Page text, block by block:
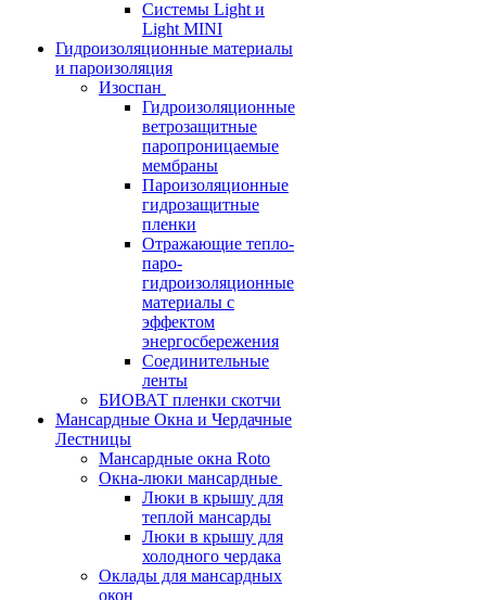
Системы Light и
Light MINI
Гидроизоляционные материалы
и пароизоляция
Изоспан
Гидроизоляционные
ветрозащитные
паропроницаемые
мембраны
Пароизоляционные
гидрозащитные
пленки
Отражающие тепло-
паро-
гидроизоляционные
материалы с
эффектом
энергосбережения
Соединительные
ленты
БИОВАТ пленки скотчи
Мансардные Окна и Чердачные
Лестницы
Мансардные окна Roto
Окна-люки мансардные
Люки в крышу для
теплой мансарды
Люки в крышу для
холодного чердака
Оклады для мансардных
окон